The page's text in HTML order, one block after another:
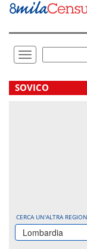
Vai
direttamente
Toggle
navigation
.
SOVICO
CERCA UN'ALTRA
Lombardia